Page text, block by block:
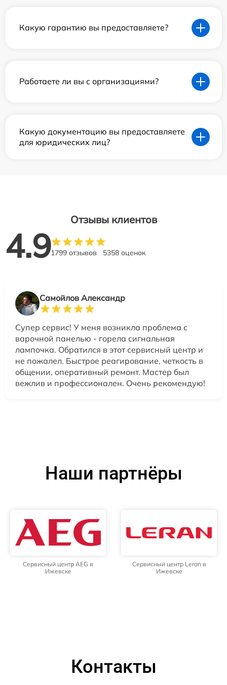
Какую гарантию вы предоставляете?
Работаете ли вы с организациями?
Какую документацию вы предоставляете
для юридических лиц?
Отзывы клиентов
4.91799 отзывов 5358 оценок
Самойлов Александр
Супер сервис! У меня возникла проблема с
варочной панелью - горела сигнальная
лампочка. Обратился в этот сервисный центр и
не пожалел. Быстрое реагирование, четкость в
общении, оперативный ремонт. Мастер был
вежлив и профессионален. Очень рекомендую!
Наши партнёры
Сервисный центр AEG в
Ижевске
Сервисный центр Leran в
Ижевске
Контакты